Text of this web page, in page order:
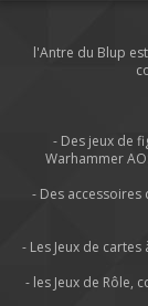
l'Antre du Blup
- Des jeux de
Warhammer
- Des
- Les Jeux de
- les Jeux de Rôle,